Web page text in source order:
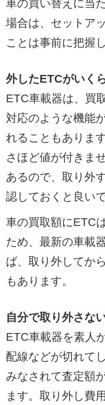
車の買い替えに当
場合は、セットア
ことは事前に把握
外したETCがいく
ETC車載器は、買
対応のような機能
れることもありま
さほど値が付きま
あるので、取り外
認しておくと良い
車の買取額にETC
ため、最新の車載
ば、取り外してか
もあります。
自分で取り外さな
ETC車載器を素人
配線などが切れて
みなされて査定額
ます。取り外し費